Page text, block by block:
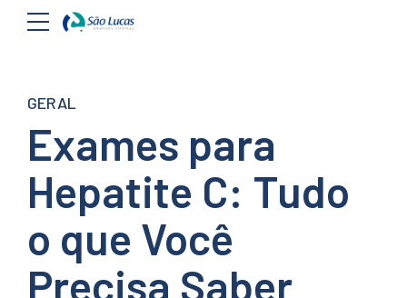
GERAL
Exames para
Hepatite C: Tudo
o que Você
Precisa Saber